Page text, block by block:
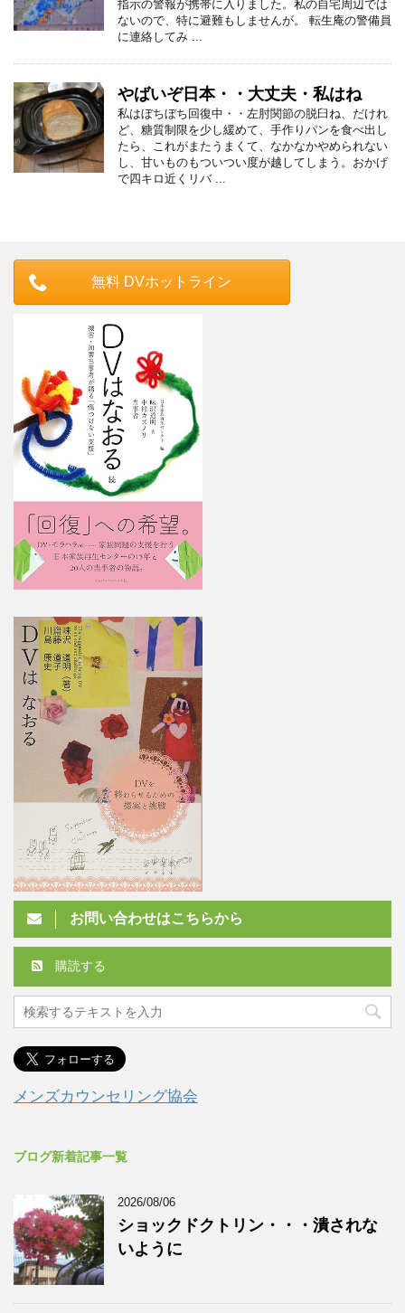
指示の警報が携帯に入りました。私の自宅周辺では
ないので、特に避難もしませんが。 転生庵の警備員
に連絡してみ ...
やばいぞ日本・・大丈夫・私はね
私はぼちぼち回復中・・左肘関節の脱臼ね、だけれ
ど、糖質制限を少し緩めて、手作りパンを食べ出し
たら、これがまたうまくて、なかなかやめられない
し、甘いものもついつい度が越してしまう。おかげ
で四キロ近くリバ ...
無料 DVホットライン
お問い合わせはこちらから
購読する
メンズカウンセリング協会
ブログ新着記事一覧
2026/08/06
ショックドクトリン・・・潰されな
いように